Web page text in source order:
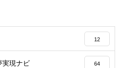
12
実現ナビ 64
エイジングケアで最近気になっ
ているスキンケア製品・・・幹
細胞コスメ vs エクソソーム
コスメ ①